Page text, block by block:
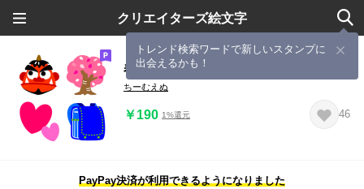
クリエイターズ絵文字
トレンド検索ワードで新しいスタンプに
出会えるかも！
春のイベント絵文字
ちーむえぬ
￥190 1%還元 46
PayPay決済が利用できるようになりました